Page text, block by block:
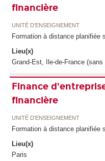
financière
UNITÉ D’ENSEIGNEMENT
Formation à distance planifiée
Lieu(x)
Grand-Est, Ile-de-France (sans
Finance
financière
UNITÉ D’ENSEIGNEMENT
Formation à distance planifiée
Lieu(x)
Paris